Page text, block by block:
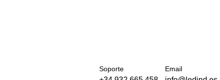
Soporte Email